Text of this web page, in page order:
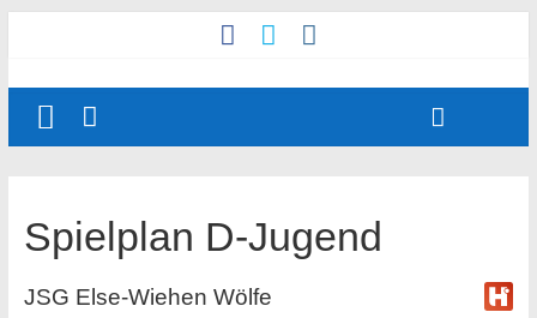
Spielplan D-Jugend
JSG Else-Wiehen Wölfe